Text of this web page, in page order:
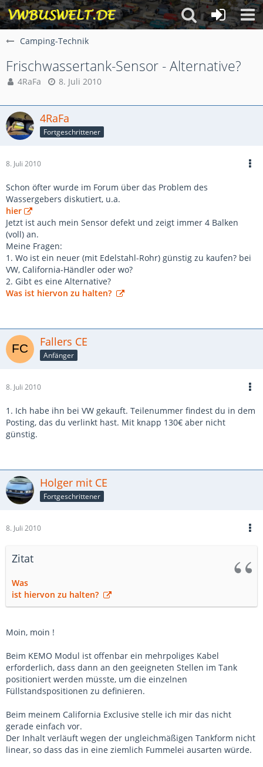
Camping-Technik
Frischwassertank-Sensor - Alternative?
4RaFa 8. Juli 2010
4RaFa
Fortgeschrittener
8. Juli 2010
Schon öfter wurde im Forum über das Problem des
Wassergebers diskutiert, u.a.
hier
Jetzt ist auch mein Sensor defekt und zeigt immer 4 Balken
(voll) an.
Meine Fragen:
1. Wo ist ein neuer (mit Edelstahl-Rohr) günstig zu kaufen? bei
VW, California-Händler oder wo?
2. Gibt es eine Alternative?
Was ist hiervon zu halten?
Fallers CE
Anfänger
8. Juli 2010
1. Ich habe ihn bei VW gekauft. Teilenummer findest du in dem
Posting, das du verlinkt hast. Mit knapp 130€ aber nicht
günstig.
Holger mit CE
Fortgeschrittener
8. Juli 2010
Zitat
Was
ist hiervon zu halten?
Moin, moin !
Beim KEMO Modul ist offenbar ein mehrpoliges Kabel
erforderlich, dass dann an den geeigneten Stellen im Tank
positioniert werden müsste, um die einzelnen
Füllstandspositionen zu definieren.
Beim meinem California Exclusive stelle ich mir das nicht
gerade einfach vor.
Der Inhalt verläuft wegen der ungleichmäßigen Tankform nicht
linear, so dass das in eine ziemlich Fummelei ausarten würde.